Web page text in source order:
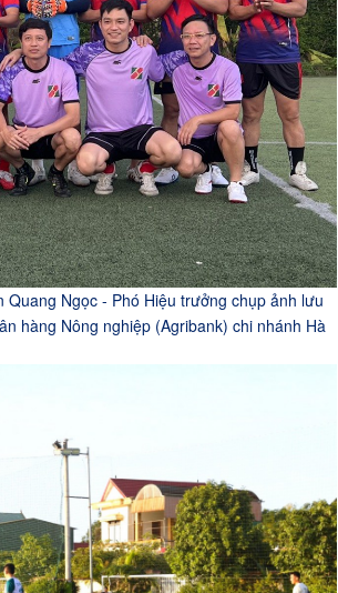
Ngọc - Phó Hiệu trưởng chụp ảnh lưu
hàng Nông nghiệp (Agribank) chi nhánh Hà